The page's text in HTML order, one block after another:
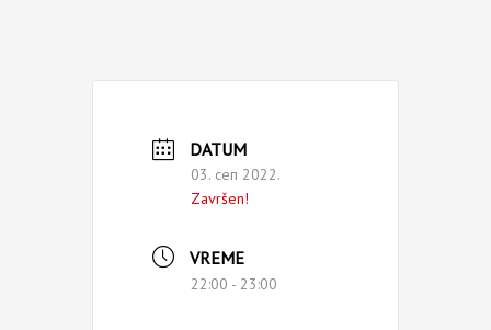
DATUM
03. сеп 2022.
Završen!
VREME
22:00 - 23:00